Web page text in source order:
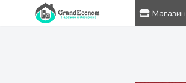
Магазин